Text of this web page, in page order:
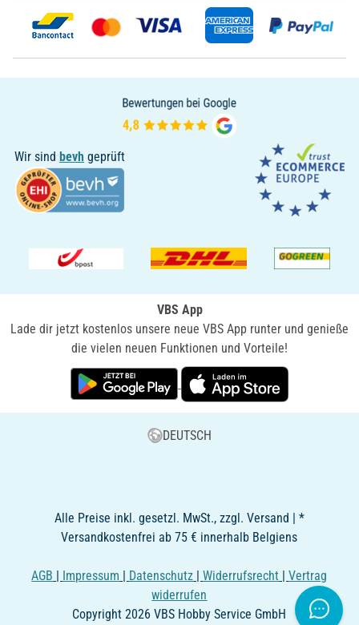
Wir sind bevh geprüft
VBS App
Lade dir jetzt kostenlos unsere neue VBS App runter und genieße
die vielen neuen Funktionen und Vorteile!
DEUTSCH
Alle Preise inkl. gesetzl. MwSt., zzgl. Versand | *
Versandkostenfrei ab 75 € innerhalb Belgiens
AGB | Impressum | Datenschutz |Widerrufsrecht |Vertrag
widerrufen
Copyright 2026 VBS Hobby Service GmbH